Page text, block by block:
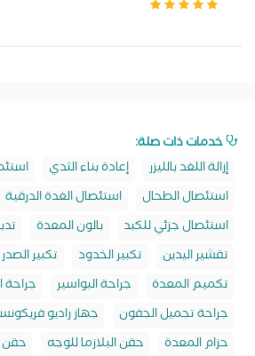
خدمات ذات صلة:
إزالة اللغد بالليزر
إعادة بناء الثدي
استئصال الطحال
استئصال الغدة الدرقية
استئصال جزئي للكبد
بالون المعدة
تقشير اليدين
تكبير الخدود
تكبير الصدر
تكميم المعدة
جراحة البواسير
جراحة
جراحة تجميل الجفون
جهاز راديو
حزام المعدة
حقن البلازما للوجه
حقن